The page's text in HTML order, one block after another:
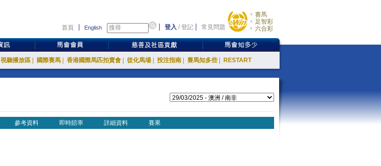
首頁 English 登入 /登記 常見問題
賽馬
足智彩
六合彩
視聽播放區 國際賽馬 香港國際馬匹拍賣會 從化馬場 投注指南 賽馬知多些 RESTART
參考資料 即時賠率 詳細資料 賽果